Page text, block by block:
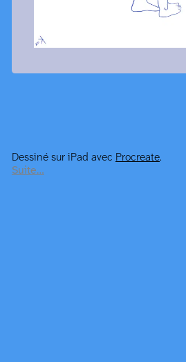
Dessiné sur iPad avec Procreate.
Suite…